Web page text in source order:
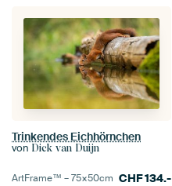
Trinkendes Eichhörnchen
von Dick van Duijn
ArtFrame™ –75×50cm CHF134.-